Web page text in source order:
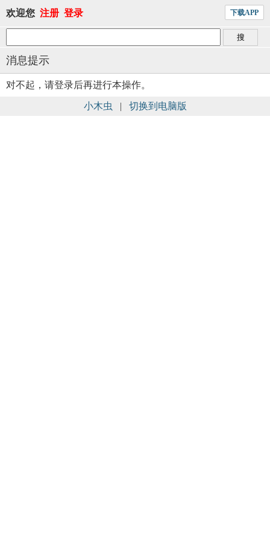
欢迎您 注册 登录 下载APP
消息提示
对不起，请登录后再进行本操作。
小木虫 | 切换到电脑版